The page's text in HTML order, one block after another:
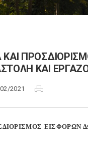
ΚΑΙ
2021